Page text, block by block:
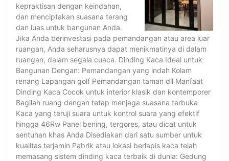
kepraktisan dengan keindahan,
dan menciptakan suasana terang
dan luas untuk bangunan Anda.
Jika Anda berinvestasi pada pemandangan atau area luar
ruangan, Anda seharusnya dapat menikmatinya di dalam
ruangan, dalam segala cuaca. Dinding Kaca Ideal untuk
Bangunan Dengan: Pemandangan yang indah Kolam
renang Lapangan golf Pemandangan taman dll Manfaat
Dinding Kaca Cocok untuk interior klasik dan kontemporer
Bagilah ruang dengan tetap menjaga suasana terbuka
Kaca yang teruji suara untuk kontrol suara yang efektif
hingga 46Rw Panel bening, tergores, atau dicat untuk
sentuhan khas Anda Disediakan dari satu sumber untuk
kualitas terjamin Pabrik atau lokasi berlapis kaca telah
memasang sistem dinding kaca terbaik di dunia: Gedung